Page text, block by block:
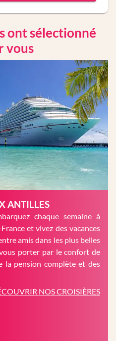
ont sélectionné
vous
ANTILLES
chaque semaine à
et vivez des vacances
amis dans les plus belles
porter par le confort de
pension complète et des
NOS CROISIÈRES